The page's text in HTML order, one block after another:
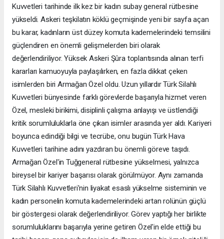
Kuvvetleri tarihinde ilk kez bir kadın subay general rütbesine
yükseldi. Askeri teşkilatın köklü geçmişinde yeni bir sayfa açan
bu karar, kadınların üst düzey komuta kademelerindeki temsilini
güçlendiren en önemli gelişmelerden biri olarak
değerlendiriliyor. Yüksek Askeri Şûra toplantısında alınan terfi
kararları kamuoyuyla paylaşılırken, en fazla dikkat çeken
isimlerden biri Armağan Özel oldu. Uzun yıllardır Türk Silahlı
Kuvvetleri bünyesinde farklı görevlerde başarıyla hizmet veren
Özel, mesleki birikimi, disiplinli çalışma anlayışı ve üstlendiği
kritik sorumluluklarla öne çıkan isimler arasında yer aldı. Kariyeri
boyunca edindiği bilgi ve tecrübe, onu bugün Türk Hava
Kuvvetleri tarihine adını yazdıran bu önemli göreve taşıdı.
Armağan Özel'in Tuğgeneral rütbesine yükselmesi, yalnızca
bireysel bir kariyer başarısı olarak görülmüyor. Aynı zamanda
Türk Silahlı Kuvvetleri'nin liyakat esaslı yükselme sisteminin ve
kadın personelin komuta kademelerindeki artan rolünün güçlü
bir göstergesi olarak değerlendiriliyor. Görev yaptığı her birlikte
sorumluluklarını başarıyla yerine getiren Özel'in elde ettiği bu